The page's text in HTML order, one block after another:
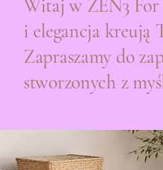
Witaj w ZEN3 For
i elegancja kreują
Zapraszamy do
stworzonych z